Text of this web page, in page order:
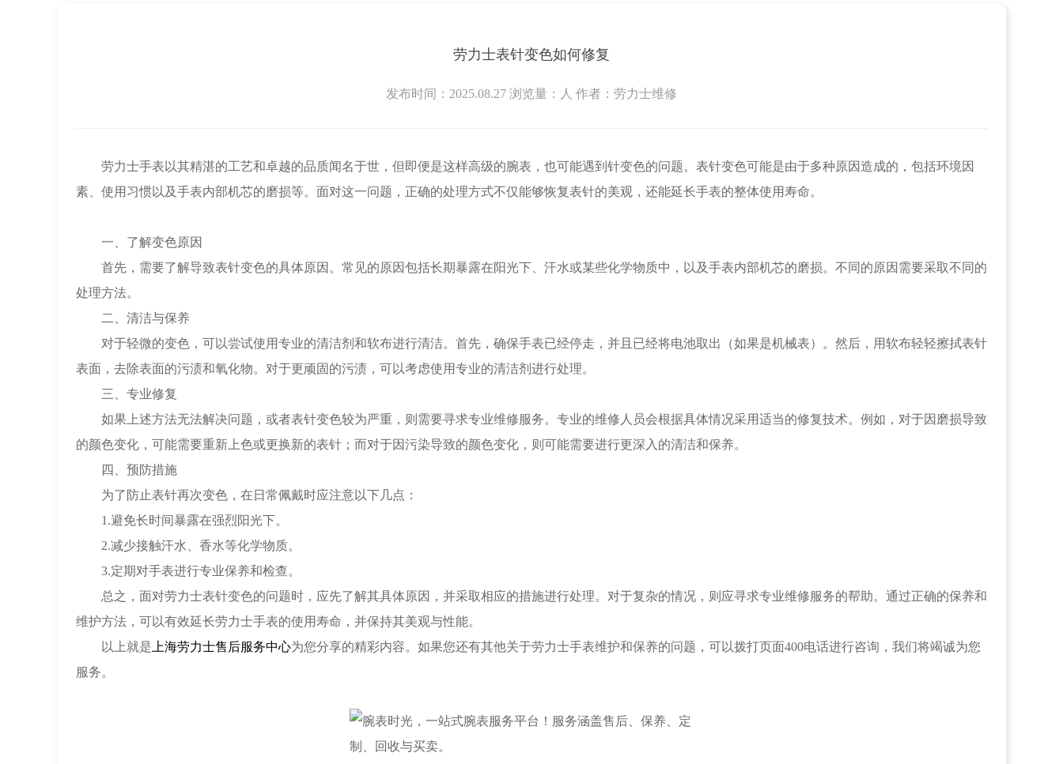
劳力士表针变色如何修复
发布时间：2025.08.27 浏览量： 人 作者：劳力士维修
劳力士手表以其精湛的工艺和卓越的品质闻名于世，但即便是这样高级的腕表，也可能遇到针变色的问题。表针变色可能是由于多种原因造成的，包括环境因
素、使用习惯以及手表内部机芯的磨损等。面对这一问题，正确的处理方式不仅能够恢复表针的美观，还能延长手表的整体使用寿命。
一、了解变色原因
首先，需要了解导致表针变色的具体原因。常见的原因包括长期暴露在阳光下、汗水或某些化学物质中，以及手表内部机芯的磨损。不同的原因需要采取不同的
处理方法。
二、清洁与保养
对于轻微的变色，可以尝试使用专业的清洁剂和软布进行清洁。首先，确保手表已经停走，并且已经将电池取出（如果是机械表）。然后，用软布轻轻擦拭表针
表面，去除表面的污渍和氧化物。对于更顽固的污渍，可以考虑使用专业的清洁剂进行处理。
三、专业修复
如果上述方法无法解决问题，或者表针变色较为严重，则需要寻求专业维修服务。专业的维修人员会根据具体情况采用适当的修复技术。例如，对于因磨损导致
的颜色变化，可能需要重新上色或更换新的表针；而对于因污染导致的颜色变化，则可能需要进行更深入的清洁和保养。
四、预防措施
为了防止表针再次变色，在日常佩戴时应注意以下几点：
1.避免长时间暴露在强烈阳光下。
2.减少接触汗水、香水等化学物质。
3.定期对手表进行专业保养和检查。
总之，面对劳力士表针变色的问题时，应先了解其具体原因，并采取相应的措施进行处理。对于复杂的情况，则应寻求专业维修服务的帮助。通过正确的保养和
维护方法，可以有效延长劳力士手表的使用寿命，并保持其美观与性能。
以上就是 上海劳力士售后服务中心为您分享的精彩内容。如果您还有其他关于劳力士手表维护和保养的问题，可以拨打页面400电话进行咨询，我们将竭诚为您
服务。